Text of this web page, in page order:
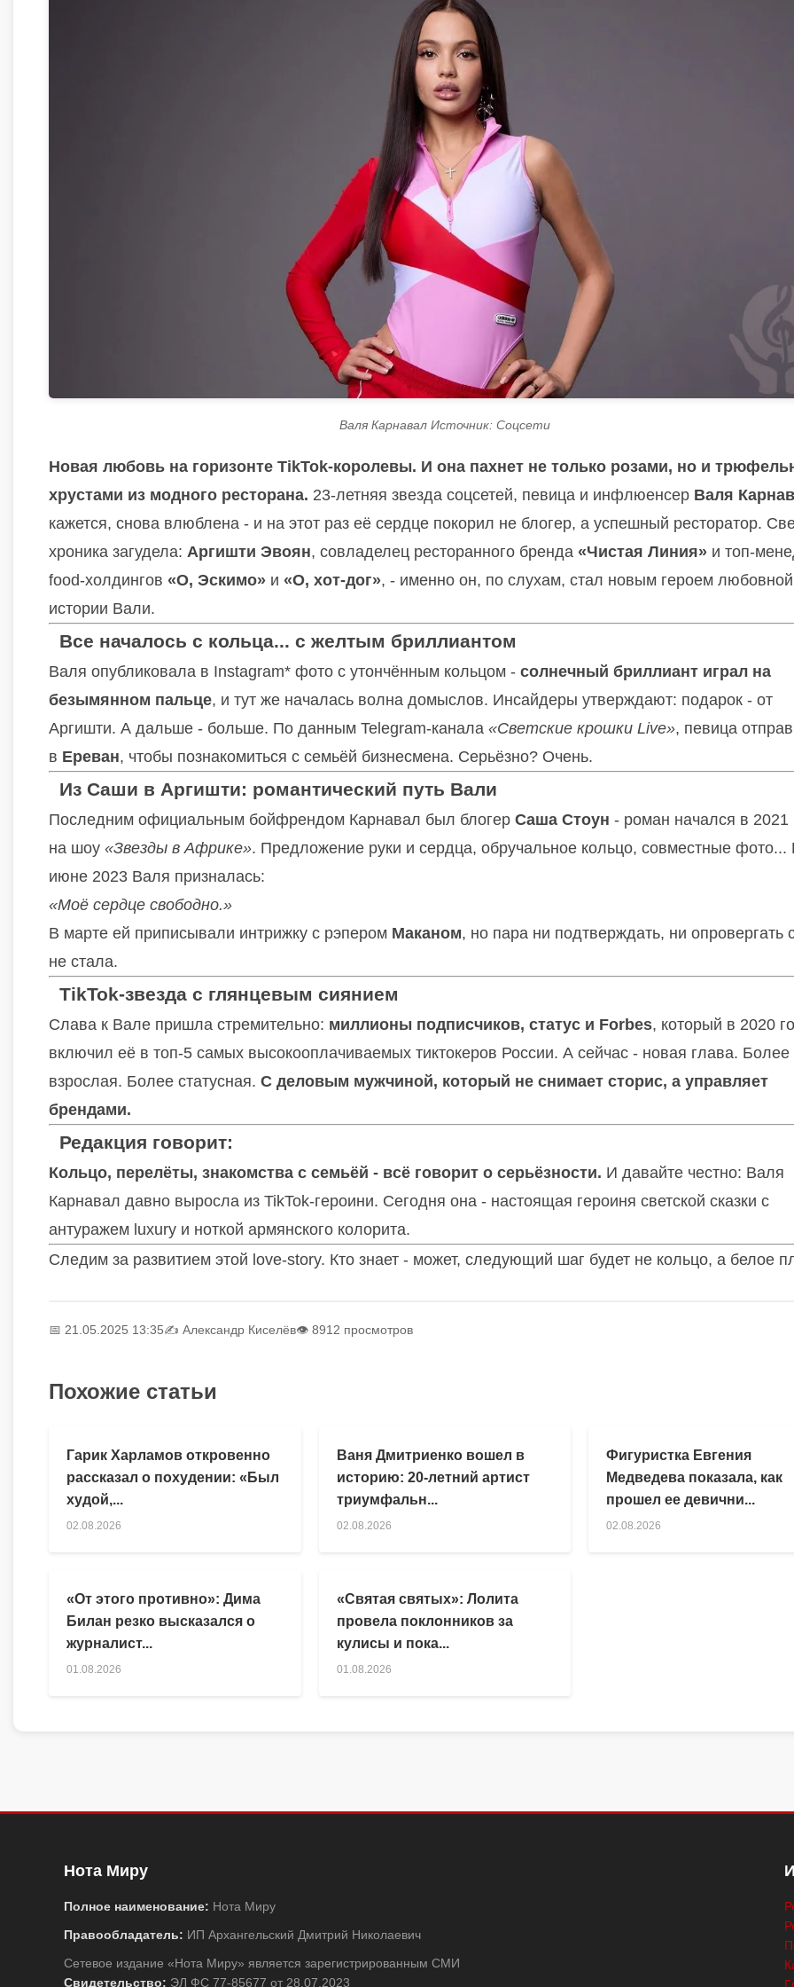
Валя Карнавал Источник: Соцсети
Новая любовь на горизонте TikTok-королевы. И она пахнет не только розами, но и
хрустами из модного ресторана. 23-летняя звезда соцсетей, певица и инфлюенсер Валя
кажется, снова влюблена - и на этот раз её сердце покорил не блогер, а успешный ресторатор.
хроника загудела: Аргишти Эвоян, совладелец ресторанного бренда «Чистая Линия» и топ-
food-холдингов «О, Эскимо» и «О, хот-дог», - именно он, по слухам, стал новым героем любовной
истории Вали.
Все началось с кольца... с желтым бриллиантом
Валя опубликовала в Instagram* фото с утончённым кольцом - солнечный бриллиант играл на
безымянном пальце, и тут же началась волна домыслов. Инсайдеры утверждают: подарок - от
Аргишти. А дальше - больше. По данным Telegram-канала «Светские крошки Live», певица
в Ереван, чтобы познакомиться с семьёй бизнесмена. Серьёзно? Очень.
Из Саши в Аргишти: романтический путь Вали
Последним официальным бойфрендом Карнавал был блогер Саша Стоун - роман начался в 2021
на шоу «Звезды в Африке». Предложение руки и сердца, обручальное кольцо, совместные фото...
июне 2023 Валя призналась:
«Моё сердце свободно.»
В марте ей приписывали интрижку с рэпером Маканом, но пара ни подтверждать, ни опровергать
не стала.
TikTok-звезда с глянцевым сиянием
Слава к Вале пришла стремительно: миллионы подписчиков, статус и Forbes, который в 2020
включил её в топ-5 самых высокооплачиваемых тиктокеров России. А сейчас - новая глава. Более
взрослая. Более статусная. С деловым мужчиной, который не снимает сторис, а управляет
брендами.
Редакция говорит:
Кольцо, перелёты, знакомства с семьёй - всё говорит о серьёзности. И давайте честно: Валя
Карнавал давно выросла из TikTok-героини. Сегодня она - настоящая героиня светской сказки с
антуражем luxury и ноткой армянского колорита.
Следим за развитием этой love-story. Кто знает - может, следующий шаг будет не кольцо, а белое
📅 21.05.2025 13:35✍️ Александр Киселёв👁 8912 просмотров
Похожие статьи
Гарик Харламов откровенно
рассказал о похудении: «Был
худой,...
02.08.2026
Ваня Дмитриенко вошел в
историю: 20-летний артист
триумфальн...
02.08.2026
Фигуристка Евгения
Медведева показала, как
прошел ее девични...
02.08.2026
«От этого противно»: Дима
Билан резко высказался о
журналист...
01.08.2026
«Святая святых»: Лолита
провела поклонников за
кулисы и пока...
01.08.2026
Нота Миру
Полное наименование: Нота Миру
Правообладатель: ИП Архангельский Дмитрий Николаевич
Сетевое издание «Нота Миру» является зарегистрированным СМИ
Свидетельство: ЭЛ ФС 77-85677 от 28.07.2023